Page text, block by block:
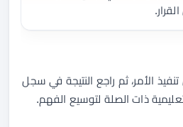
الأمر، ثم راجع النتيجة في سجل
ذات الصلة لتوسيع الفهم.